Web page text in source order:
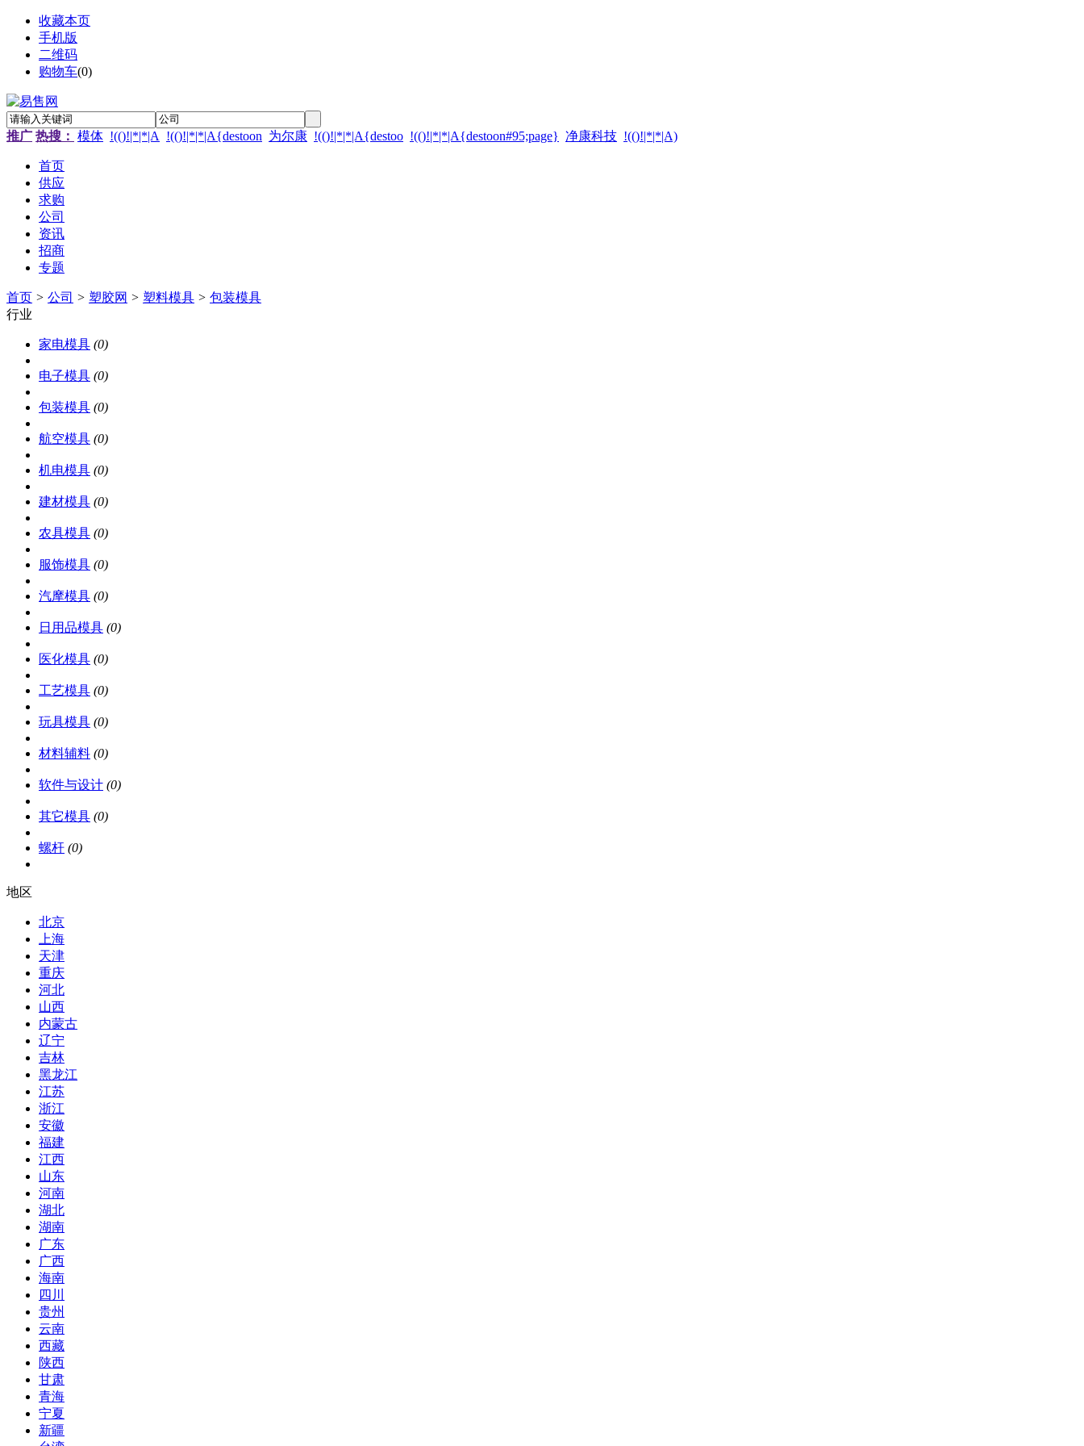
收藏本页
手机版
二维码
购物车(0)
推广 热搜： 模体 !(()!|*|*|A !(()!|*|*|A{destoon 为尔康 !(()!|*|*|A{destoo !(()!|*|*|A{destoon#95;page} 净康科技 !(()!|*|*|A)
首页
供应
求购
公司
资讯
招商
专题
首页 > 公司 > 塑胶网 > 塑料模具 > 包装模具
行业
家电模具 (0)
电子模具 (0)
包装模具 (0)
航空模具 (0)
机电模具 (0)
建材模具 (0)
农具模具 (0)
服饰模具 (0)
汽摩模具 (0)
日用品模具 (0)
医化模具 (0)
工艺模具 (0)
玩具模具 (0)
材料辅料 (0)
软件与设计 (0)
其它模具 (0)
螺杆 (0)
地区
北京
上海
天津
重庆
河北
山西
内蒙古
辽宁
吉林
黑龙江
江苏
浙江
安徽
福建
江西
山东
河南
湖北
湖南
广东
广西
海南
四川
贵州
云南
西藏
陕西
甘肃
青海
宁夏
新疆